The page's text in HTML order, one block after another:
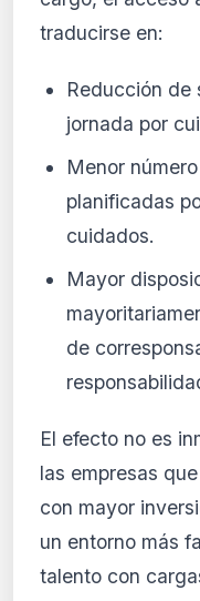
traducirse en:
Reducción
jornada por
Menor
planificadas
cuidados.
Mayor
de
El efecto no es
las empresas
con mayor
un entorno más
talento con